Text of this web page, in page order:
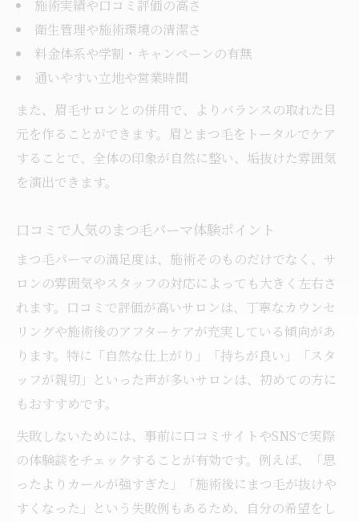
施術実績や口コミ評価の高さ
衛生管理や施術環境の清潔さ
料金体系や学割・キャンペーンの有無
通いやすい立地や営業時間
また、眉毛サロンとの併用で、よりバランスの取れた目
元を作ることができます。眉とまつ毛をトータルでケア
することで、全体の印象が自然に整い、垢抜けた雰囲気
を演出できます。
口コミで人気のまつ毛パーマ体験ポイント
まつ毛パーマの満足度は、施術そのものだけでなく、サ
ロンの雰囲気やスタッフの対応によっても大きく左右さ
れます。口コミで評価が高いサロンは、丁寧なカウンセ
リングや施術後のアフターケアが充実している傾向があ
ります。特に「自然な仕上がり」「持ちが良い」「スタ
ッフが親切」といった声が多いサロンは、初めての方に
もおすすめです。
失敗しないためには、事前に口コミサイトやSNSで実際
の体験談をチェックすることが有効です。例えば、「思
ったよりカールが強すぎた」「施術後にまつ毛が抜けや
すくなった」という失敗例もあるため、自分の希望をし